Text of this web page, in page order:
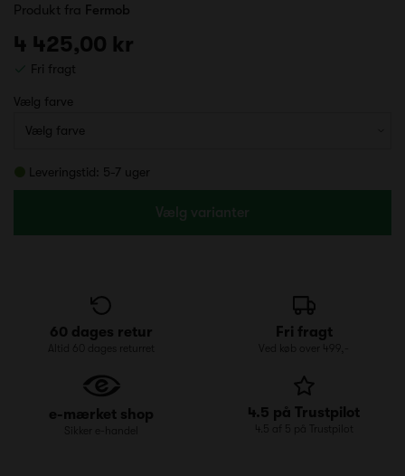
Produkt fra Fermob
4 425,00 kr
Fri fragt
Vælg farve
Leveringstid: 5-7 uger
Vælg varianter
60 dages retur
Altid 60 dages returret
Fri fragt
Ved køb over 499,-
e-mærket shop
Sikker e-handel
4.5 på Trustpilot
4.5 af 5 på Trustpilot